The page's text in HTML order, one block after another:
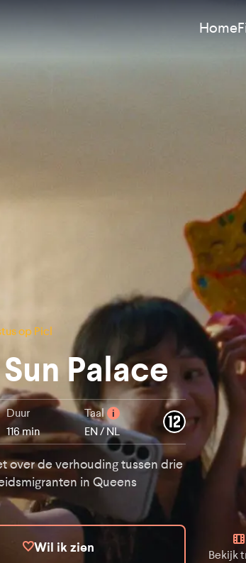
Home
Alle
op Picl
Palace
Duur
116 min
Taal i
EN / NL
over de verhouding tussen drie
in Queens
Wil ik zien
Bekijk